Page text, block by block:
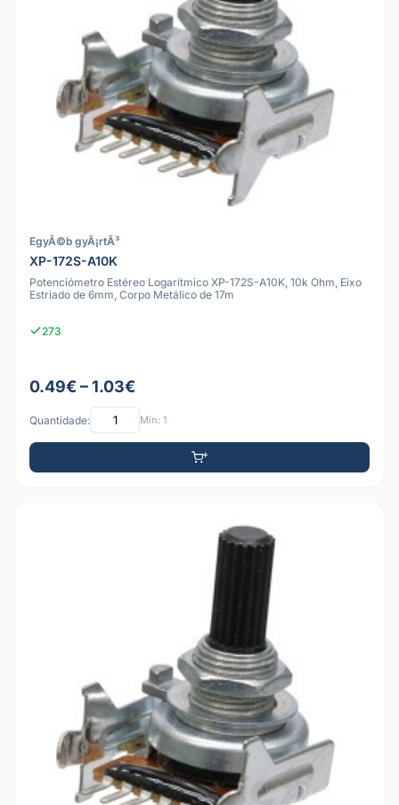
EgyÃ©b gyÃ¡rtÃ³
XP-172S-A10K
Potenciómetro Estéreo Logarítmico XP-172S-A10K, 10k Ohm, Eixo
Estriado de 6mm, Corpo Metálico de 17m
273
0.49€ – 1.03€
Quantidade: Mín: 1